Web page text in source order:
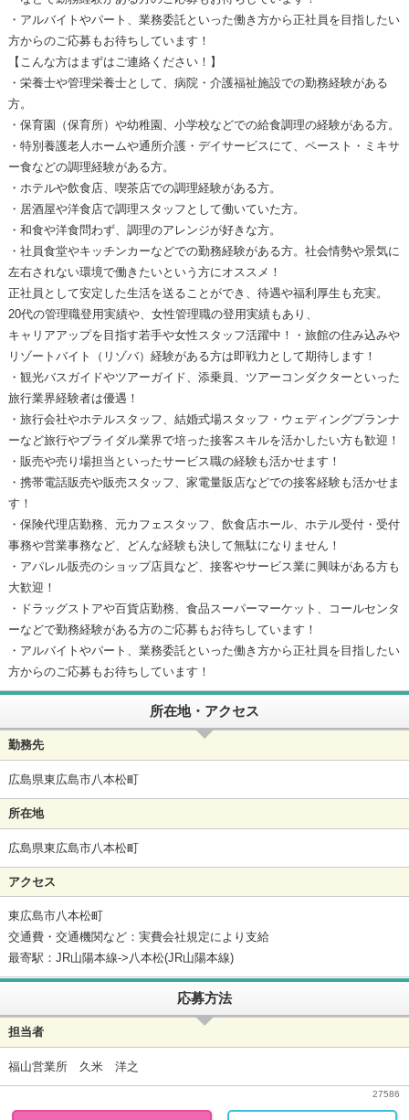
・アルバイトやパート、業務委託といった働き方から正社員を目指したい
方からのご応募もお待ちしています！
【こんな方はまずはご連絡ください！】
・栄養士や管理栄養士として、病院・介護福祉施設での勤務経験がある
方。
・保育園（保育所）や幼稚園、小学校などでの給食調理の経験がある方。
・特別養護老人ホームや通所介護・デイサービスにて、ペースト・ミキサ
ー食などの調理経験がある方。
・ホテルや飲食店、喫茶店での調理経験がある方。
・居酒屋や洋食店で調理スタッフとして働いていた方。
・和食や洋食問わず、調理のアレンジが好きな方。
・社員食堂やキッチンカーなどでの勤務経験がある方。社会情勢や景気に
左右されない環境で働きたいという方にオススメ！
正社員として安定した生活を送ることができ、待遇や福利厚生も充実。
20代の管理職登用実績や、女性管理職の登用実績もあり、
キャリアアップを目指す若手や女性スタッフ活躍中！・旅館の住み込みや
リゾートバイト（リゾバ）経験がある方は即戦力として期待します！
・観光バスガイドやツアーガイド、添乗員、ツアーコンダクターといった
旅行業界経験者は優遇！
・旅行会社やホテルスタッフ、結婚式場スタッフ・ウェディングプランナ
ーなど旅行やブライダル業界で培った接客スキルを活かしたい方も歓迎！
・販売や売り場担当といったサービス職の経験も活かせます！
・携帯電話販売や販売スタッフ、家電量販店などでの接客経験も活かせま
す！
・保険代理店勤務、元カフェスタッフ、飲食店ホール、ホテル受付・受付
事務や営業事務など、どんな経験も決して無駄になりません！
・アパレル販売のショップ店員など、接客やサービス業に興味がある方も
大歓迎！
・ドラッグストアや百貨店勤務、食品スーパーマーケット、コールセンタ
ーなどで勤務経験がある方のご応募もお待ちしています！
・アルバイトやパート、業務委託といった働き方から正社員を目指したい
方からのご応募もお待ちしています！
所在地・アクセス
勤務先
広島県東広島市八本松町
所在地
広島県東広島市八本松町
アクセス
東広島市八本松町
交通費・交通機関など：実費会社規定により支給
最寄駅：JR山陽本線->八本松(JR山陽本線)
応募方法
担当者
福山営業所 久米 洋之
27586